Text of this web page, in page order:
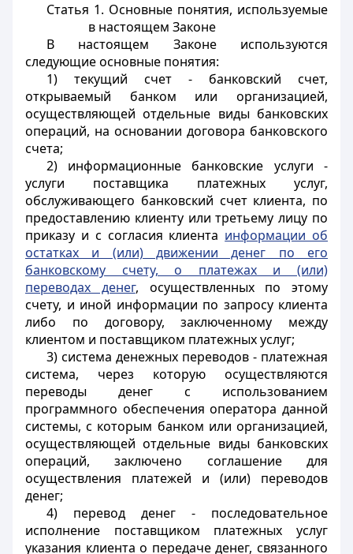
Статья 1. Основные понятия, используемые
в настоящем Законе
В настоящем Законе используются
следующие основные понятия:
1) текущий счет - банковский счет,
открываемый банком или организацией,
осуществляющей отдельные виды банковских
операций, на основании договора банковского
счета;
2) информационные банковские услуги -
услуги поставщика платежных услуг,
обслуживающего банковский счет клиента, по
предоставлению клиенту или третьему лицу по
приказу и с согласия клиента информации об
остатках и (или) движении денег по его
банковскому счету, о платежах и (или)
переводах денег, осуществленных по этому
счету, и иной информации по запросу клиента
либо по договору, заключенному между
клиентом и поставщиком платежных услуг;
3) система денежных переводов - платежная
система, через которую осуществляются
переводы денег с использованием
программного обеспечения оператора данной
системы, с которым банком или организацией,
осуществляющей отдельные виды банковских
операций, заключено соглашение для
осуществления платежей и (или) переводов
денег;
4) перевод денег - последовательное
исполнение поставщиком платежных услуг
указания клиента о передаче денег, связанного